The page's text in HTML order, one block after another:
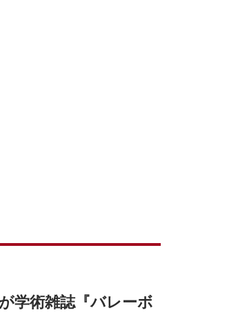
学術雑誌『バレーボ